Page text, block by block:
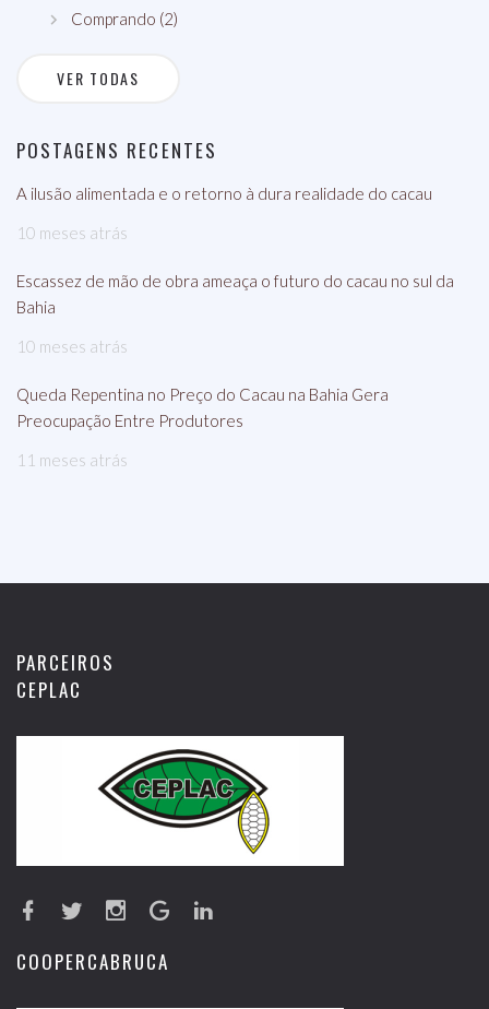
Comprando (2)
VER TODAS
POSTAGENS RECENTES
A ilusão alimentada e o retorno à dura realidade do cacau
10 meses atrás
Escassez de mão de obra ameaça o futuro do cacau no sul da
Bahia
10 meses atrás
Queda Repentina no Preço do Cacau na Bahia Gera
Preocupação Entre Produtores
11 meses atrás
PARCEIROS
CEPLAC
COOPERCABRUCA